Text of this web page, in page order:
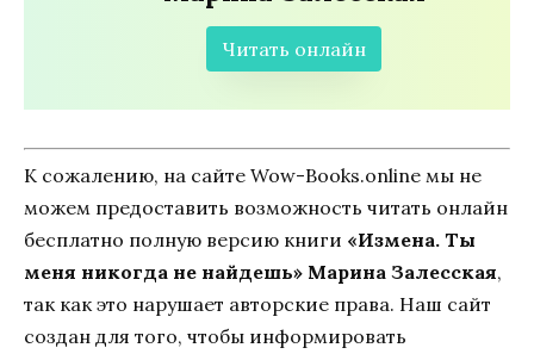
Читать онлайн
К сожалению, на сайте Wow-Books.online мы не
можем предоставить возможность читать онлайн
бесплатно полную версию книги «Измена. Ты
меня никогда не найдешь» Марина Залесская,
так как это нарушает авторские права. Наш сайт
создан для того, чтобы информировать